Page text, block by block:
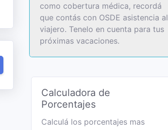
como cobertura médica, recordá
que contás con OSDE asistencia al
viajero. Tenelo en cuenta para tus
próximas vacaciones.
Calculadora de
Porcentajes
Calculá los porcentajes mas